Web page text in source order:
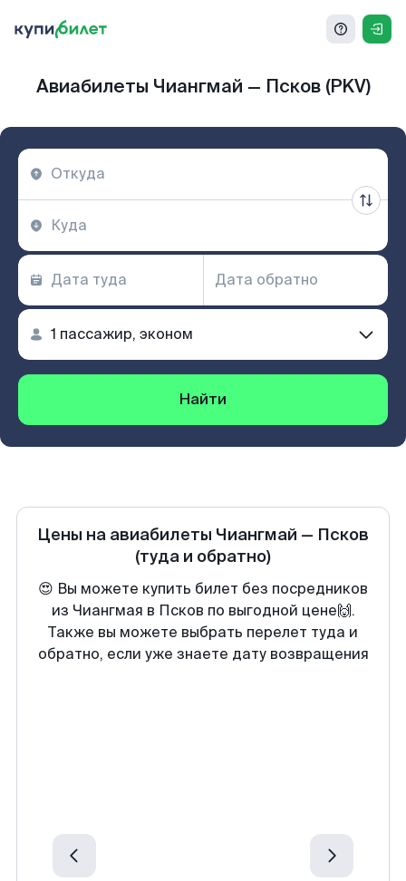
Авиабилеты Чиангмай — Псков (PKV)
Найти
Цены на авиабилеты Чиангмай — Псков
(туда и обратно)
😍 Вы можете купить билет без посредников
из Чиангмая в Псков по выгодной цене🙌.
Также вы можете выбрать перелет туда и
обратно, если уже знаете дату возвращения